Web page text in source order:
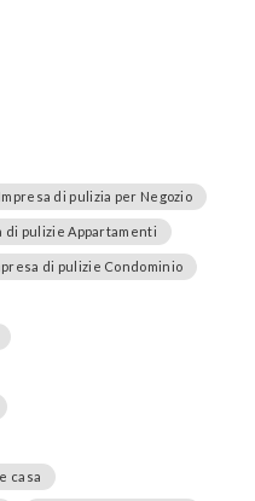
Impresa di pulizia per Negozio
di pulizie Appartamenti
di pulizie Condominio
casa